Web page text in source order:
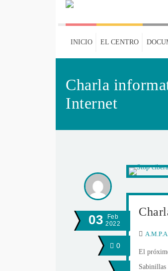
INICIO EL CENTRO
Charla
Internet
03
Feb
2022
0
El
Sabinillas